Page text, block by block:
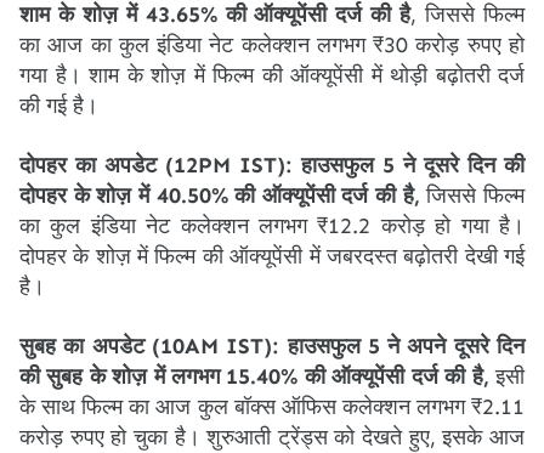
शाम के शोज़ में 43.65% की ऑक्यूपेंसी दर्ज की है, जिससे फिल्म
का आज का कुल इंडिया नेट कलेक्शन लगभग ₹30 करोड़ रुपए हो
गया है। शाम के शोज़ में फिल्म की ऑक्यूपेंसी में थोड़ी बढ़ोतरी दर्ज
की गई है।
दोपहर का अपडेट (12PM IST): हाउसफुल 5 ने दूसरे दिन की
दोपहर के शोज़ में 40.50% की ऑक्यूपेंसी दर्ज की है, जिससे फिल्म
का कुल इंडिया नेट कलेक्शन लगभग ₹12.2 करोड़ हो गया है।
दोपहर के शोज़ में फिल्म की ऑक्यूपेंसी में जबरदस्त बढ़ोतरी देखी गई
है।
सुबह का अपडेट (10AM IST): हाउसफुल 5 ने अपने दूसरे दिन
की सुबह के शोज़ में लगभग 15.40% की ऑक्यूपेंसी दर्ज की है, इसी
के साथ फिल्म का आज कुल बॉक्स ऑफिस कलेक्शन लगभग ₹2.11
करोड़ रुपए हो चुका है। शुरुआती ट्रेंड्स को देखते हुए, इसके आज